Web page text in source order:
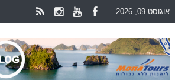
אוגוסט 09, 2026